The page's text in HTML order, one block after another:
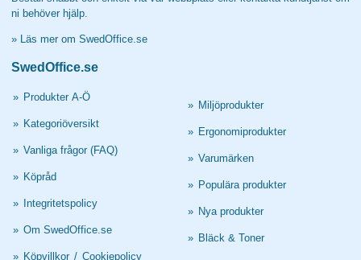
ni behöver hjälp.
» Läs mer om SwedOffice.se
SwedOffice.se
» Produkter A-Ö
» Kategoriöversikt
» Vanliga frågor (FAQ)
» Köpråd
» Integritetspolicy
» Om SwedOffice.se
» Köpvillkor / Cookiepolicy
» Miljöprodukter
» Ergonomiprodukter
» Varumärken
» Populära produkter
» Nya produkter
» Bläck & Toner